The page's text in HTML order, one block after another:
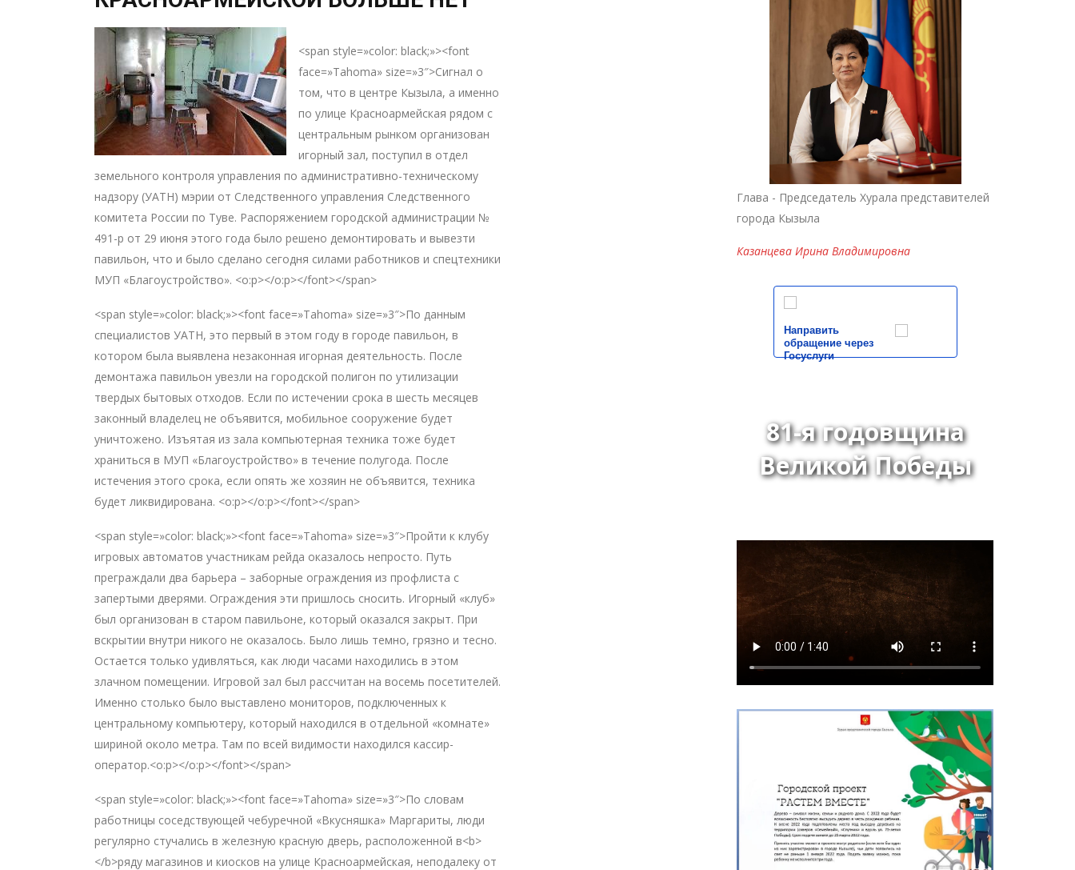
<span style=»color: black;»><font
face=»Tahoma» size=»3″>Сигнал о
том, что в центре Кызыла, а именно
по улице Красноармейская рядом с
центральным рынком организован
игорный зал, поступил в отдел
земельного контроля управления по административно-техническому
надзору (УАТН) мэрии от Следственного управления Следственного
комитета России по Туве. Распоряжением городской администрации №
491-р от 29 июня этого года было решено демонтировать и вывезти
павильон, что и было сделано сегодня силами работников и спецтехники
МУП «Благоустройство». <o:p></o:p></font></span>
<span style=»color: black;»><font face=»Tahoma» size=»3″>По данным
специалистов УАТН, это первый в этом году в городе павильон, в
котором была выявлена незаконная игорная деятельность. После
демонтажа павильон увезли на городской полигон по утилизации
твердых бытовых отходов. Если по истечении срока в шесть месяцев
законный владелец не объявится, мобильное сооружение будет
уничтожено. Изъятая из зала компьютерная техника тоже будет
храниться в МУП «Благоустройство» в течение полугода. После
истечения этого срока, если опять же хозяин не объявится, техника
будет ликвидирована. <o:p></o:p></font></span>
<span style=»color: black;»><font face=»Tahoma» size=»3″>Пройти к клубу
игровых автоматов участникам рейда оказалось непросто. Путь
преграждали два барьера – заборные ограждения из профлиста с
запертыми дверями. Ограждения эти пришлось сносить. Игорный «клуб»
был организован в старом павильоне, который оказался закрыт. При
вскрытии внутри никого не оказалось. Было лишь темно, грязно и тесно.
Остается только удивляться, как люди часами находились в этом
злачном помещении. Игровой зал был рассчитан на восемь посетителей.
Именно столько было выставлено мониторов, подключенных к
центральному компьютеру, который находился в отдельной «комнате»
шириной около метра. Там по всей видимости находился кассир-
оператор.<o:p></o:p></font></span>
<span style=»color: black;»><font face=»Tahoma» size=»3″>По словам
работницы соседствующей чебуречной «Вкусняшка» Маргариты, люди
регулярно стучались в железную красную дверь, расположенной в<b>
</b>ряду магазинов и киосков на улице Красноармейская, неподалеку от
Глава - Председатель Хурала представителей
города Кызыла
Казанцева Ирина Владимировна
Направить
обращение через
Госуслуги
81-я годовщина
Великой Победы